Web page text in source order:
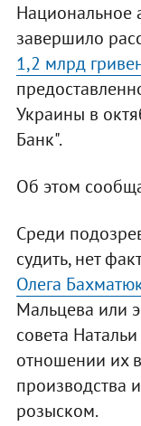
Национальное
завершило
1,2 млрд
Украины в
Банк".
Об этом
Среди
судить, нет
Олега
Мальцева или
совета
отношении их
производства
розыском.